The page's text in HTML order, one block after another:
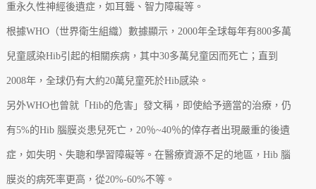
重永久性神經後遺症，如耳聾、智力障礙等。
根據WHO（世界衛生組織）數據顯示，2000年全球每年有800多萬
兒童感染Hib引起的相關疾病，其中30多萬兒童因而死亡；直到
2008年，全球仍有大約20萬兒童死於Hib感染。
另外WHO也曾就「Hib的危害」發文稱，即使給予適當的治療，仍
有5%的Hib 腦膜炎患兒死亡，20％~40％的倖存者出現嚴重的後遺
症，如失明、失聰和學習障礙等。在醫療資源不足的地區，Hib 腦
膜炎的病死率更高，從20%-60%不等。